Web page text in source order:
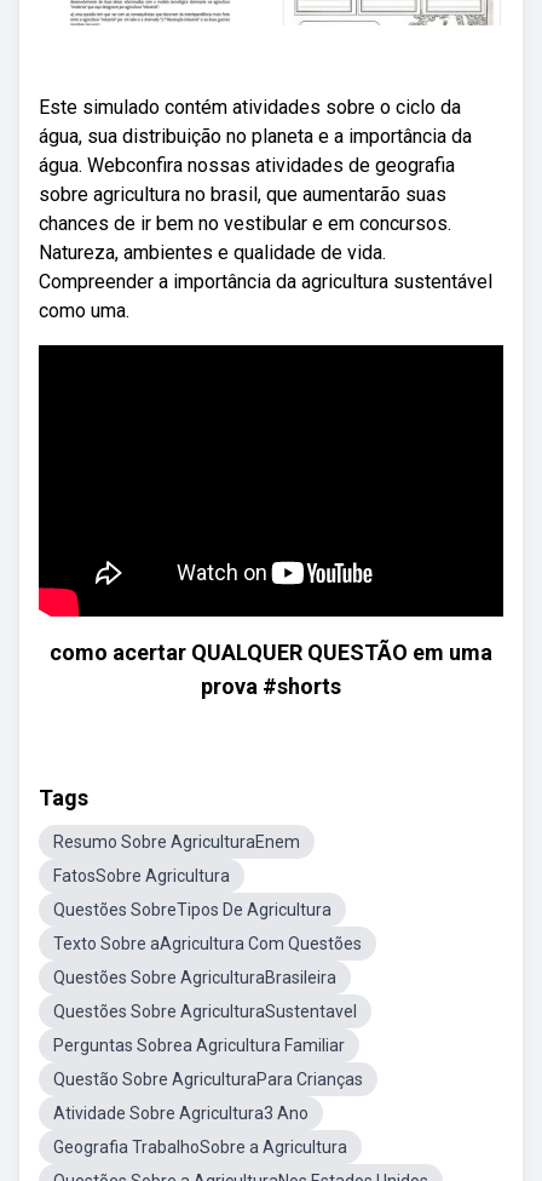
Este simulado contém atividades sobre o ciclo da
água, sua distribuição no planeta e a importância da
água. Webconfira nossas atividades de geografia
sobre agricultura no brasil, que aumentarão suas
chances de ir bem no vestibular e em concursos.
Natureza, ambientes e qualidade de vida.
Compreender a importância da agricultura sustentável
como uma.
como acertar QUALQUER QUESTÃO em uma
prova #shorts
Tags
Resumo Sobre AgriculturaEnem
FatosSobre Agricultura
Questões SobreTipos De Agricultura
Texto Sobre aAgricultura Com Questões
Questões Sobre AgriculturaBrasileira
Questões Sobre AgriculturaSustentavel
Perguntas Sobrea Agricultura Familiar
Questão Sobre AgriculturaPara Crianças
Atividade Sobre Agricultura3 Ano
Geografia TrabalhoSobre a Agricultura